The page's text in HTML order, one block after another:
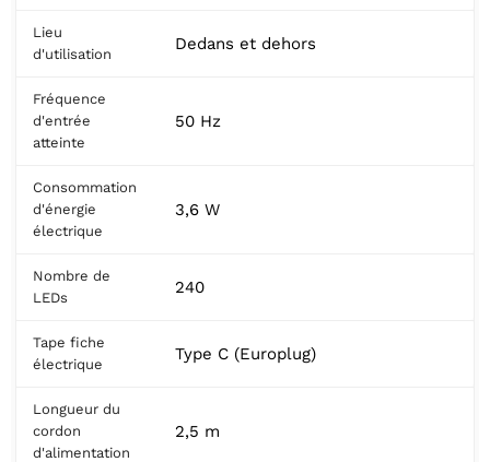
Lieu
d'utilisation
Dedans et dehors
Fréquence
d'entrée
atteinte
50 Hz
Consommation
d'énergie
électrique
3,6 W
Nombre de
LEDs
240
Tape fiche
électrique
Type C (Europlug)
Longueur du
cordon
d'alimentation
2,5 m